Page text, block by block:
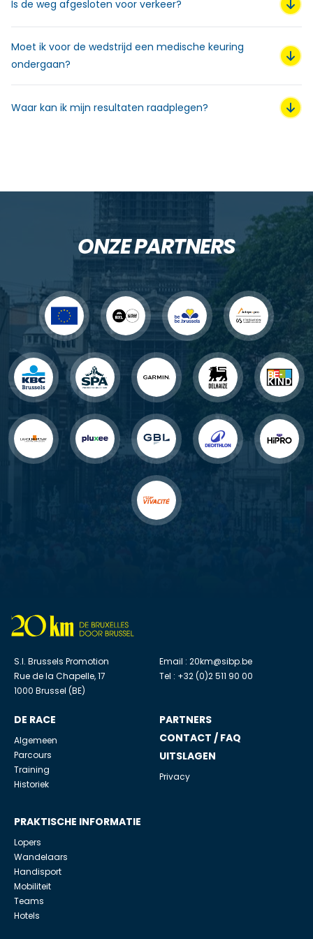
Is de weg afgesloten voor verkeer?
Ja.
Moet ik voor de wedstrijd een medische keuring
ondergaan?
Een medische keuring vóór de wedstrijd is niet verplicht,
Waar kan ik mijn resultaten raadplegen?
ONZE PARTNERS
S.I. Brussels Promotion
Rue de la Chapelle, 17
1000 Brussel (BE)
Email : 20km@sibp.be
Tel : +32 (0)2 511 90 00
DE RACE
Algemeen
Parcours
Training
Historiek
PRAKTISCHE INFORMATIE
Lopers
Wandelaars
Handisport
Mobiliteit
Teams
Hotels
PARTNERS
CONTACT / FAQ
UITSLAGEN
Privacy